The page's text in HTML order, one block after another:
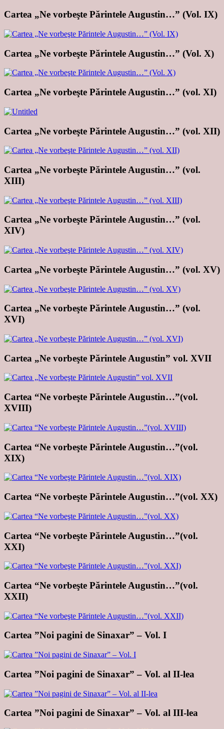
Cartea „Ne vorbeşte Părintele Augustin…” (Vol. IX)
Cartea „Ne vorbeşte Părintele Augustin…” (Vol. X)
Cartea „Ne vorbeşte Părintele Augustin…” (vol. XI)
Cartea „Ne vorbeşte Părintele Augustin…” (vol. XII)
Cartea „Ne vorbeşte Părintele Augustin…” (vol.
XIII)
Cartea „Ne vorbeşte Părintele Augustin…” (vol.
XIV)
Cartea „Ne vorbeşte Părintele Augustin…” (vol. XV)
Cartea „Ne vorbeşte Părintele Augustin…” (vol.
XVI)
Cartea „Ne vorbeşte Părintele Augustin” vol. XVII
Cartea “Ne vorbeşte Părintele Augustin…”(vol.
XVIII)
Cartea “Ne vorbeşte Părintele Augustin…”(vol.
XIX)
Cartea “Ne vorbeşte Părintele Augustin…”(vol. XX)
Cartea “Ne vorbeşte Părintele Augustin…”(vol.
XXI)
Cartea “Ne vorbeşte Părintele Augustin…”(vol.
XXII)
Cartea ”Noi pagini de Sinaxar” – Vol. I
Cartea ”Noi pagini de Sinaxar” – Vol. al II-lea
Cartea ”Noi pagini de Sinaxar” – Vol. al III-lea